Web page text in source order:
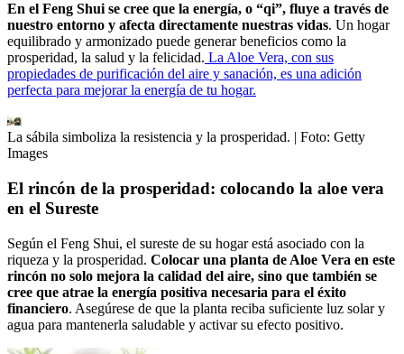
En el Feng Shui se cree que la energía, o “qi”, fluye a través de
nuestro entorno y afecta directamente nuestras vidas. Un hogar
equilibrado y armonizado puede generar beneficios como la
prosperidad, la salud y la felicidad. La Aloe Vera, con sus
propiedades de purificación del aire y sanación, es una adición
perfecta para mejorar la energía de tu hogar.
La sábila simboliza la resistencia y la prosperidad. | Foto: Getty
Images
El rincón de la prosperidad: colocando la aloe vera
en el Sureste
Según el Feng Shui, el sureste de su hogar está asociado con la
riqueza y la prosperidad. Colocar una planta de Aloe Vera en este
rincón no solo mejora la calidad del aire, sino que también se
cree que atrae la energía positiva necesaria para el éxito
financiero. Asegúrese de que la planta reciba suficiente luz solar y
agua para mantenerla saludable y activar su efecto positivo.